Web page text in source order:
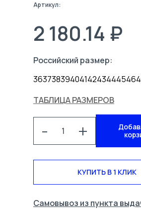
Артикул:
2 180.14 ₽
Российский размер:
3637383940414243444546
ТАБЛИЦА РАЗМЕРОВ
- +
КУПИТЬ В 1 КЛИК
Самовывоз из пункта